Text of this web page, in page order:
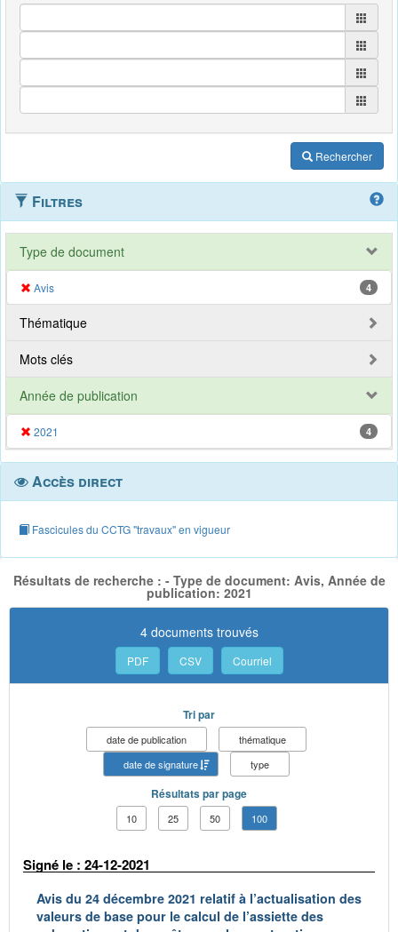
Rechercher
Filtres
Type de document
Avis 4
Thématique
Mots clés
Année de publication
2021 4
Accès direct
Fascicules du CCTG "travaux" en vigueur
Résultats de recherche : - Type de document: Avis, Année de
publication: 2021
4 documents trouvés
PDF CSV Courriel
Tri par
date de publication
thématique
date de signature
type
Résultats par page
10 25 50 100
Signé le : 24-12-2021
Avis du 24 décembre 2021 relatif à l’actualisation des
valeurs de base pour le calcul de l’assiette des